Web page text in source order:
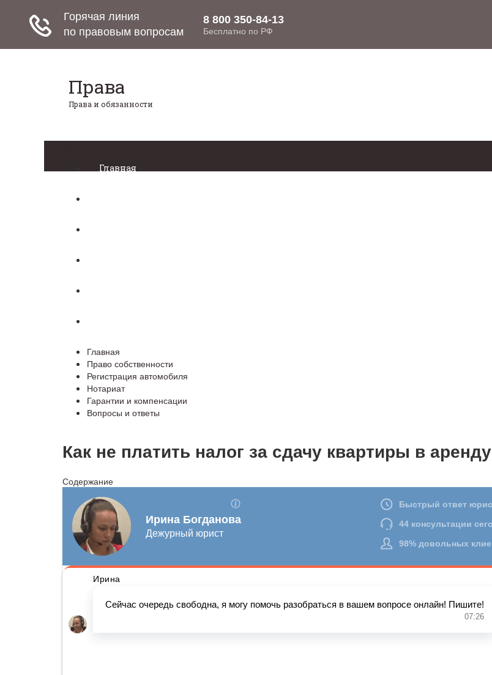
Права
Права и обязанности
Главная
Главная
Право собственности
Регистрация автомобиля
Нотариат
Гарантии и компенсации
Вопросы и ответы
Как не платить налог за сдачу квартиры в аренду
Содержание